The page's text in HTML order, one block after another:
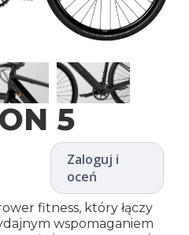
5
Zaloguj i
oceń
fitness, który łączy
wspomaganiem